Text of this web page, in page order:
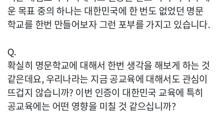
운 목표 중의 하나는 대한민국에 한 번도 없었던 명문
학교를 한번 만들어보자 그런 포부를 가지고 있습니다.
Q.
확실히 명문학교에 대해서 한번 생각을 해보게 하는 것
같은데요, 우리나라는 지금 공교육에 대해서도 관심이
뜨겁지 않습니까? 이번 인증이 대한민국 교육에 특히
공교육에는 어떤 영향을 미칠 것 같으십니까?